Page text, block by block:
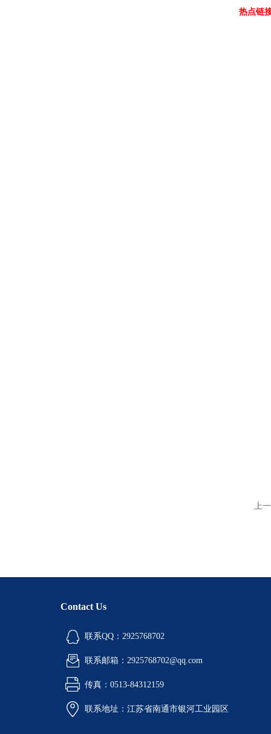
热点链
上
Contact Us
联系QQ：2925768702
联系邮箱：2925768702@qq.com
传真：0513-84312159
联系地址：江苏省南通市银河工业园区